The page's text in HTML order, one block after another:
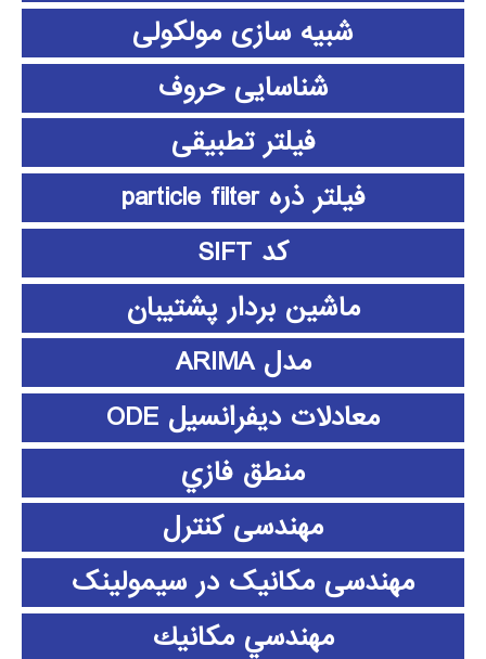
شبیه سازی مولکولی
شناسایی حروف
فیلتر تطبیقی
فیلتر ذره particle filter
کد SIFT
ماشین بردار پشتیبان
مدل ARIMA
معادلات دیفرانسیل ODE
منطق فازي
مهندسی کنترل
مهندسی مکانیک در سیمولینک
مهندسي مكانيك